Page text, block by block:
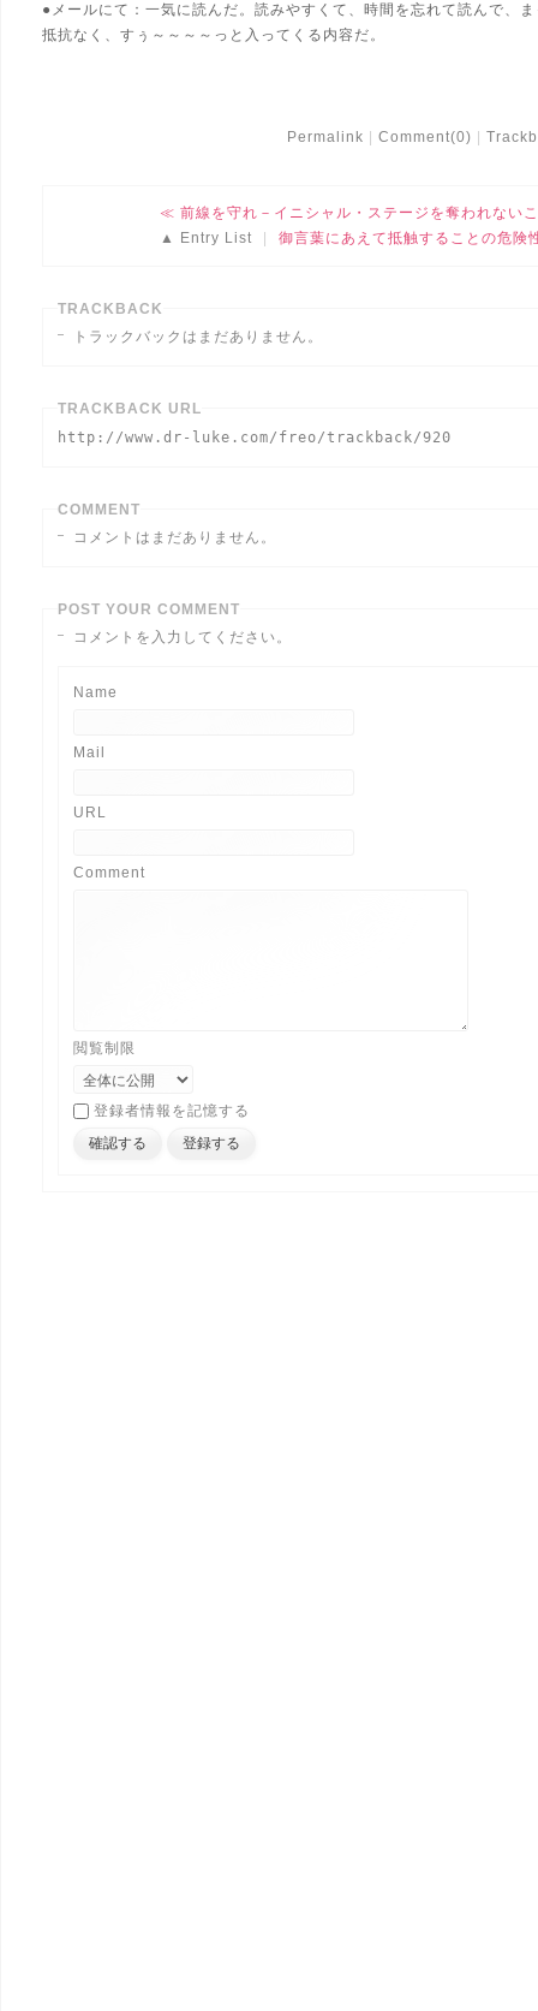
●メールにて：一気に読んだ。読みやすくて、時間を忘れて読んで、
抵抗なく、すぅ～～～～っと入ってくる内容だ。
Permalink Comment(0)
前線を守れ－イニシャル・ステージを奪われない
Entry List
御言葉にあえて抵触することの危険
TRACKBACK
トラックバックはまだありません。
TRACKBACK URL
http://www.dr-luke.com/freo/trackback/920
COMMENT
コメントはまだありません。
POST YOUR COMMENT
コメントを入力してください。
Name
Mail
URL
Comment
閲覧制限
登録者情報を記憶する